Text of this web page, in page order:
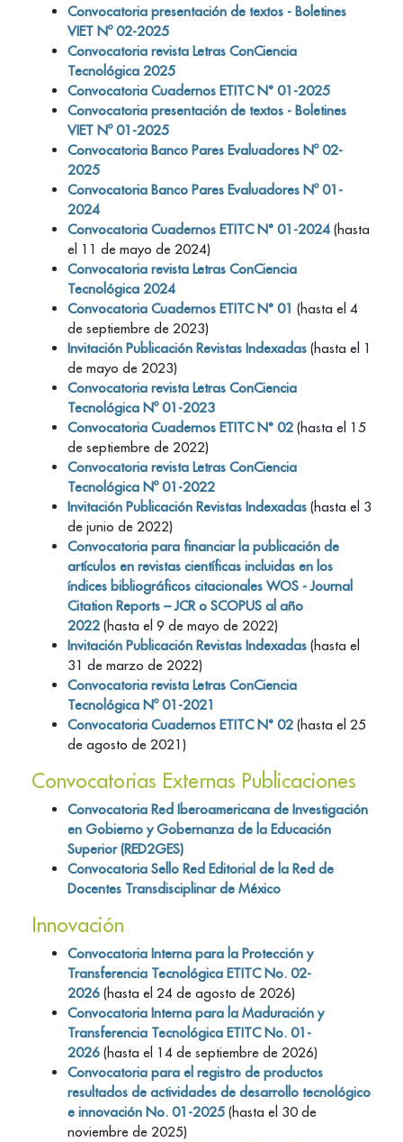
Convocatoria presentación de textos - Boletines
VIET Nº 02-2025
Convocatoria revista Letras ConCiencia
Tecnológica 2025
Convocatoria Cuadernos ETITC N° 01-2025
Convocatoria presentación de textos - Boletines
VIET Nº 01-2025
Convocatoria Banco Pares Evaluadores Nº 02-
2025
Convocatoria Banco Pares Evaluadores Nº 01-
2024
Convocatoria Cuadernos ETITC N° 01-2024(hasta
el 11 de mayo de 2024)
Convocatoria revista Letras ConCiencia
Tecnológica 2024
Convocatoria Cuadernos ETITC N° 01 (hasta el 4
de septiembre de 2023)
Invitación Publicación Revistas Indexadas(hasta el 1
de mayo de 2023)
Convocatoria revista Letras ConCiencia
Tecnológica Nº 01-2023
Convocatoria Cuadernos ETITC N° 02(hasta el 15
de septiembre de 2022)
Convocatoria revista Letras ConCiencia
Tecnológica Nº 01-2022
Invitación Publicación Revistas Indexadas(hasta el 3
de junio de 2022)
Convocatoria para financiar la publicación de
artículos en revistas científicas incluidas en los
índices bibliográficos citacionales WOS - Journal
Citation Reports – JCR o SCOPUS al año
2022(hasta el 9 de mayo de 2022)
Invitación Publicación Revistas Indexadas(hasta el
31 de marzo de 2022)
Convocatoria revista Letras ConCiencia
Tecnológica Nº 01-2021
Convocatoria Cuadernos ETITC N° 02(hasta el 25
de agosto de 2021)
Convocatorias Externas Publicaciones
Convocatoria Red Iberoamericana de Investigación
en Gobierno y Gobernanza de la Educación
Superior (RED2GES)
Convocatoria Sello Red Editorial de la Red de
Docentes Transdisciplinar de México
Innovación
Convocatoria Interna para la Protección y
Transferencia Tecnológica ETITC No. 02-
2026(hasta el 24 de agosto de 2026)
Convocatoria Interna para la Maduración y
Transferencia Tecnológica ETITC No. 01-
2026(hasta el 14 de septiembre de 2026)
Convocatoria para el registro de productos
resultados de actividades de desarrollo tecnológico
e innovación No. 01-2025(hasta el 30 de
noviembre de 2025)